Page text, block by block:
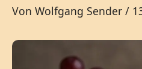
Von Wolfgang Sender /